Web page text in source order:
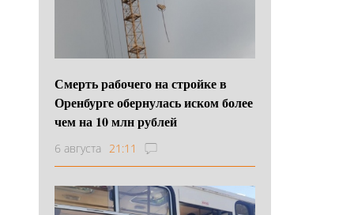
Смерть рабочего на стройке в
Оренбурге обернулась иском более
чем на 10 млн рублей
6 августа 21:11